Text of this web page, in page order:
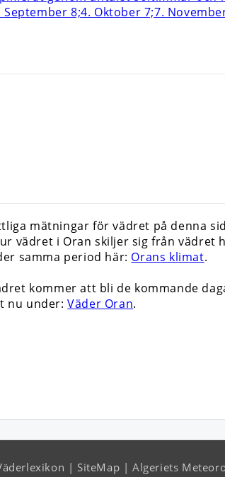
mätningar för vädret på denna
vädret i Oran skiljer sig från
samma period här: Orans klimat.
kommer att bli de kommande
nu under:Väder Oran.
SiteMap Algeriets